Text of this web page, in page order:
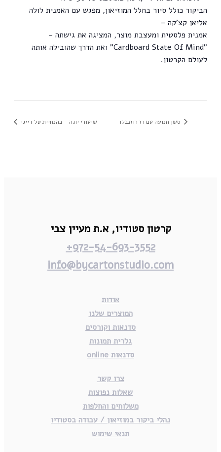
הביקור כולל סיור בחלל המוזיאון, מפגש עם האמנית לולה
אליאן קצ'קה –
אמנית פלסטית ומעצבת מוצר, המציגה את גישתה –
"Cardboard State Of Mind" ואת הדרך שהובילה אותה
לעולם הקרטון.
סשן תנועה עם רז רוזנבלו שיעורי יוגה – בהנחיית טל דייגי
קרטון סטודיו,א.ת מעיין צבי
972-54-693-3552+
info@bycartonstudio.com
אודות
המוצרים שלנו
סדנאות וקורסים
גלרית תמונות
סדנאות online
צרו קשר
שאלות נפוצות
משלוחים והחלפות
נהלי ביקור במוזיאון / עבודה בסטודיו
תנאי שימוש